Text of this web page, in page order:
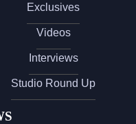
Exclusives
Videos
Interviews
Studio Round Up